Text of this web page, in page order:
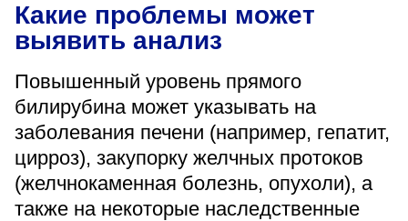
Пятница
08:00–15:45
перерыв 12:00–12:30
+7 (4742) 72-73-31
Какие проблемы может
выявить анализ
Повышенный уровень прямого
билирубина может указывать на
заболевания печени (например, гепатит,
цирроз), закупорку желчных протоков
(желчнокаменная болезнь, опухоли), а
также на некоторые наследственные